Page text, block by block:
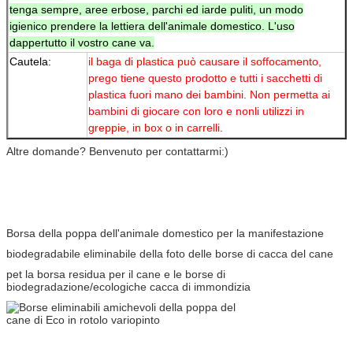
tenga sempre, aree erbose, parchi ed iarde puliti, un modo
igienico prendere la lettiera dell'animale domestico. L'uso
dappertutto il vostro cane va.
Cautela:
il baga di plastica può causare il soffocamento,
prego tiene questo prodotto e tutti i sacchetti di
plastica fuori mano dei bambini. Non permetta ai
bambini di giocare con loro e nonli utilizzi in
greppie, in box o in carrelli.
Altre domande? Benvenuto per contattarmi:)
Borsa della poppa dell'animale domestico per la manifestazione
biodegradabile eliminabile della foto delle borse di cacca del cane
pet la borsa residua per il cane e le borse di
biodegradazione/ecologiche cacca di immondizia